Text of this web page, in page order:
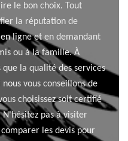
le bon choix. Tout
la réputation de
ligne et en demandant
ou à la famille. À
que la qualité des services
vous conseillons de
choisissez soit certifié
pas à visiter
les devis pour